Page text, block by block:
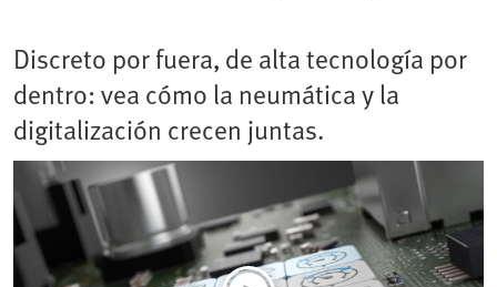
Discreto por fuera, de alta tecnología por
dentro: vea cómo la neumática y la
digitalización crecen juntas.